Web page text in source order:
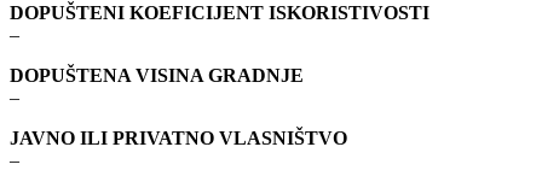
DOPUŠTENI KOEFICIJENT ISKORISTIVOSTI
–
DOPUŠTENA VISINA GRADNJE
–
JAVNO ILI PRIVATNO VLASNIŠTVO
–